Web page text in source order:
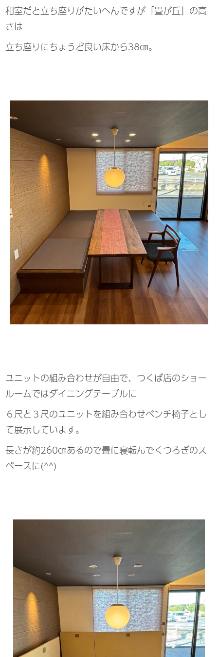
和室だと立ち座りがたいへんですが「畳が丘」の高
さは
立ち座りにちょうど良い床から38㎝。
ユニットの組み合わせが自由で、つくば店のショー
ルームではダイニングテーブルに
６尺と３尺のユニットを組み合わせベンチ椅子とし
て展示しています。
長さが約260㎝あるので畳に寝転んでくつろぎのス
ペースに(^^)